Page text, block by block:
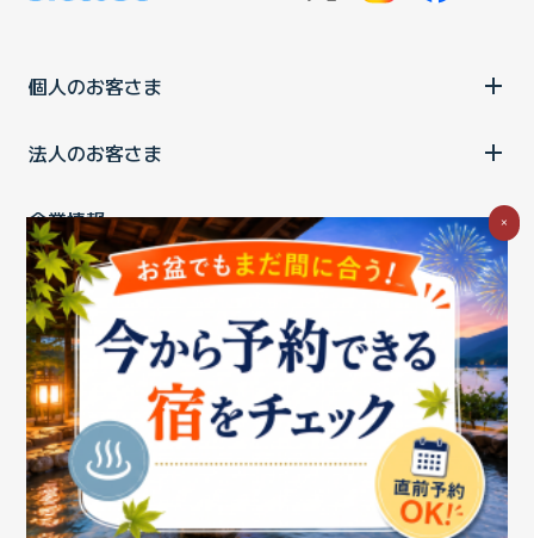
個人のお客さま
法人のお客さま
企業情報
ご利用中の方
お問い合わせ消費税の表示 ウェブアクセシビリティの取り組み
個人情報保護ポリシープライバシーポータル
Cookieポリシー
特定商取引法に基づく表記情報セキュリティ基本方針
商標についてBIGLOBEトップ
×